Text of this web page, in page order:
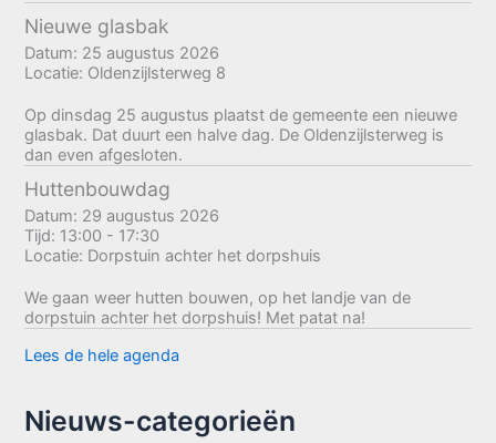
Nieuwe glasbak
Datum: 25 augustus 2026
Locatie: Oldenzijlsterweg 8
Op dinsdag 25 augustus plaatst de gemeente een nieuwe
glasbak. Dat duurt een halve dag. De Oldenzijlsterweg is
dan even afgesloten.
Huttenbouwdag
Datum: 29 augustus 2026
Tijd: 13:00 - 17:30
Locatie: Dorpstuin achter het dorpshuis
We gaan weer hutten bouwen, op het landje van de
dorpstuin achter het dorpshuis! Met patat na!
Lees de hele agenda
Nieuws-categorieën